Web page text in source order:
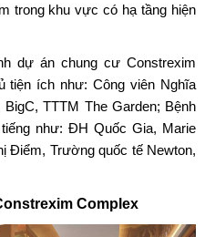
trong khu vực có hạ tầng hiện
dự án chung cư Constrexim
tiện ích như: Công viên Nghĩa
TTTM The Garden; Bệnh
như: ĐH Quốc Gia, Marie
Điểm, Trường quốc tế Newton,
Complex